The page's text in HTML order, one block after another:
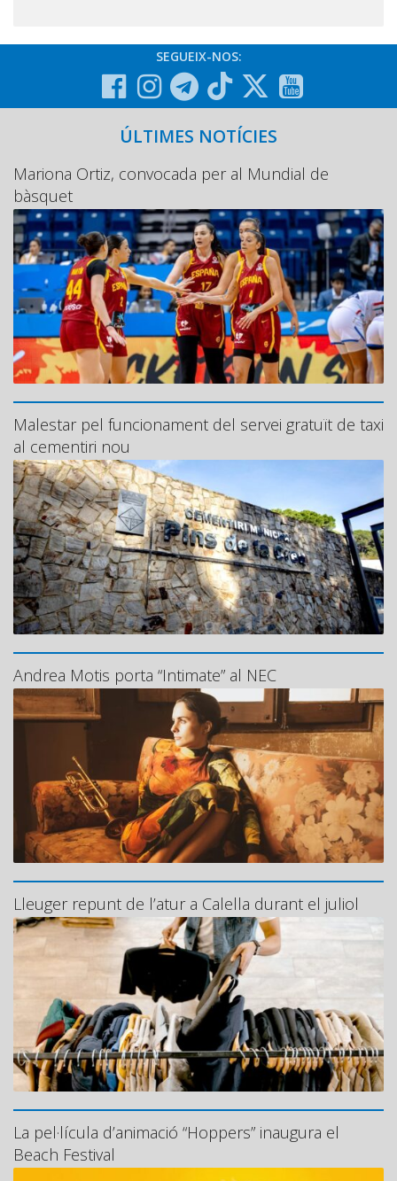
SEGUEIX-NOS:
ÚLTIMES NOTÍCIES
Mariona Ortiz, convocada per al Mundial de
bàsquet
Malestar pel funcionament del servei gratuït de taxi
al cementiri nou
Andrea Motis porta “Intimate” al NEC
Lleuger repunt de l’atur a Calella durant el juliol
La pel·lícula d’animació “Hoppers” inaugura el
Beach Festival